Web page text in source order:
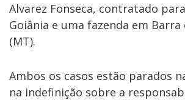
Alvarez Fonseca, contratado
Goiânia e uma fazenda em Barra
(MT).
Ambos os casos estão parados
na indefinição sobre a